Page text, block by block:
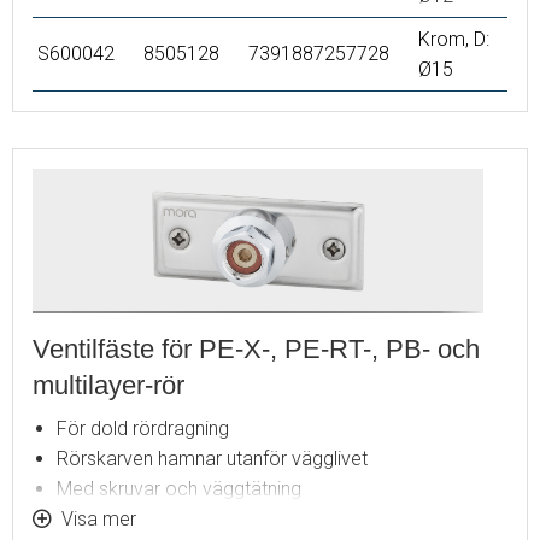
S600042 8505128 7391887257728
Krom, D:
Ø15
Ventilfäste för PE-X-, PE-RT-, PB- och
multilayer-rör
För dold rördragning
Rörskarven hamnar utanför vägglivet
Med skruvar och väggtätning
Visa mer